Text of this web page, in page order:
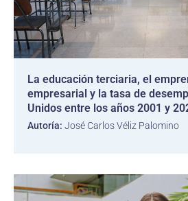
La educación terciaria, el
empresarial y la tasa de
Unidos entre los años 2001 y
Autoría: José Carlos Véliz Palomino